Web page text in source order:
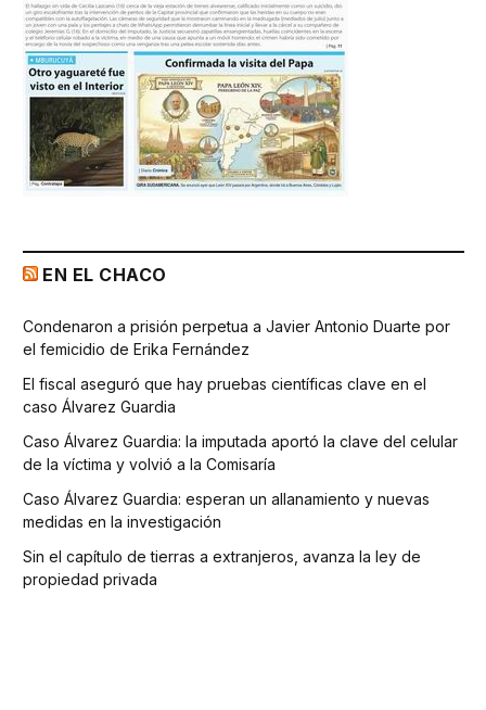
EN EL CHACO
Condenaron a prisión perpetua a Javier Antonio Duarte por
el femicidio de Erika Fernández
El fiscal aseguró que hay pruebas científicas clave en el
caso Álvarez Guardia
Caso Álvarez Guardia: la imputada aportó la clave del celular
de la víctima y volvió a la Comisaría
Caso Álvarez Guardia: esperan un allanamiento y nuevas
medidas en la investigación
Sin el capítulo de tierras a extranjeros, avanza la ley de
propiedad privada